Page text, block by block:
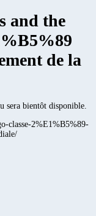
and the
de la
sera bientôt disponible.
classe-2%E1%B5%89-